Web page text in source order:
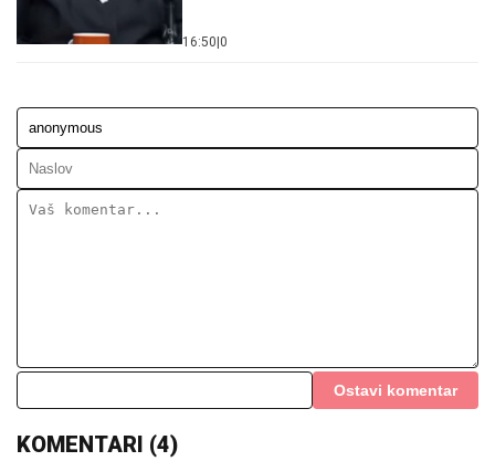
16:50 0
Ostavi komentar
KOMENTARI (4)